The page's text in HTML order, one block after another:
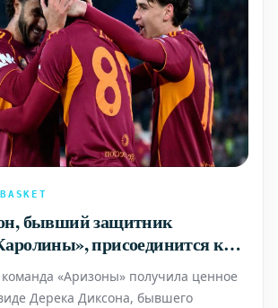
бывший защитник
присоединится к
команде «Аризоны»
команда «Аризоны» получила ценное
Дерека Диксона, бывшего